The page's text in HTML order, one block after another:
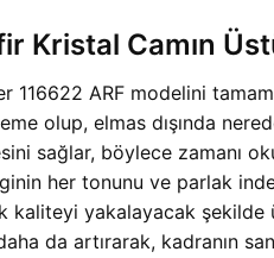
Kristal Camın
116622 ARF modelini
olup, elmas dışında
sağlar, böylece zamanı
her tonunu ve parlak
kaliteyi yakalayacak şekilde
daha da artırarak, kadranın